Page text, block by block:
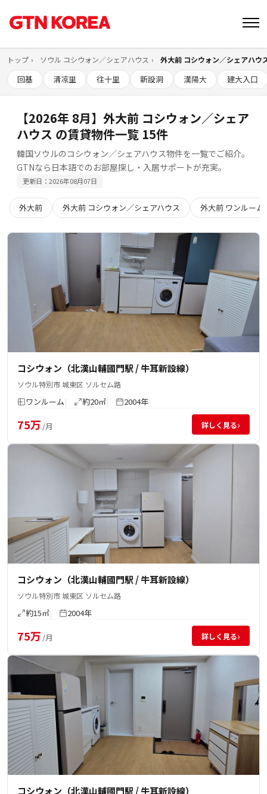
トップ ソウル コシウォン／シェアハウス 外大前 コシウォン／シェアハウ
回基 淸凉里 往十里 新設洞 漢陽大 建大入口
【2026年 8月】外大前 コシウォン／シェア
ハウス の賃貸物件一覧 15件
韓国ソウルのコシウォン／シェアハウス物件を一覧でご紹介。
GTNなら日本語でのお部屋探し・入居サポートが充実。
更新日：2026年08月07日
外大前 外大前 コシウォン／シェアハウス 外大前 ワンルーム
コシウォン（北漢山輔國門駅 / 牛耳新設線）
ソウル特別市 城東区 ソルセム路
ワンルーム 約20㎡ 2004年
75万 /月 詳しく見る›
コシウォン（北漢山輔國門駅 / 牛耳新設線）
ソウル特別市 城東区 ソルセム路
約15㎡ 2004年
75万 /月 詳しく見る›
コシウォン（北漢山輔國門駅 / 牛耳新設線）